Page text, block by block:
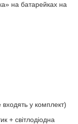
на батарейках на
у комплект)
+ світлодіодна